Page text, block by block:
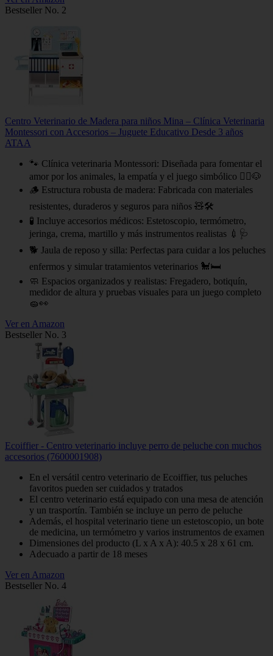
Bestseller No. 2
Centro Veterinario de Madera para niños Mina – Clínica Veterinaria
Montessori con Accesorios – Juguete Educativo Desde 3 años
ATAA
🐾 Clínica veterinaria Montessori: Diseñada para fomentar el
amor por los animales, la empatía y el juego simbólico 👩‍⚕️🐶
🪵 Estructura robusta de madera: Fabricada con materiales
resistentes, duraderos y seguros para niños 🧸🛠
🧪 Incluye accesorios médicos: Estetoscopio, termómetro,
jeringa, crema, martillo y más instrumentos realistas 💉🩺
🐕 Jaula de reposo y silla: Perfectas para cuidar a los peluches
enfermos y simular tratamientos veterinarios 🐩🛏
🧼 Espacios organizados y realistas: Fregadero, botiquín,
medidor de altura y pruebas visuales para un juego completo
🧽👀
Ver en Amazon
Bestseller No. 3
Ecoiffier - Centro veterinario incluye perro de peluche con muchos
accesorios (7600001908)
En el versátil centro veterinario de Ecoiffier, tus peluches
favoritos pueden ser cuidados y tratados
El centro veterinario está equipado con una mesa de atención
y un trasportín. También se incluye un perro de peluche
Además, el hospital veterinario tiene un estetoscopio, un bote
de medicina, un termómetro y varios instrumentos de examen
Dimensiones del producto (L x A x A): 40.5 x 28 x 61 cm.
Adecuado a partir de 18 meses
Ver en Amazon
Bestseller No. 4